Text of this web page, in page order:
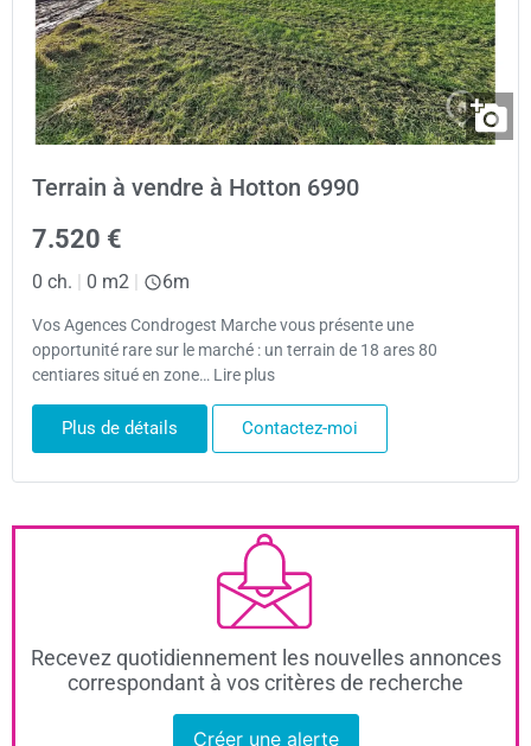
Terrain à vendre à Hotton 6990
7.520 €
0 ch. | 0 m2 | 6m
Vos Agences Condrogest Marche vous présente une
opportunité rare sur le marché : un terrain de 18 ares 80
centiares situé en zone… Lire plus
Plus de détails Contactez-moi
Recevez quotidiennement les nouvelles annonces
correspondant à vos critères de recherche
Créer une alerte